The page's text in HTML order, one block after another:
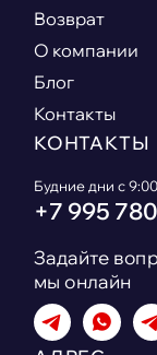
Возврат
О компании
Блог
Контакты
КОНТАКТЫ
Будние дни с
+7 995
Задайте
мы онлайн